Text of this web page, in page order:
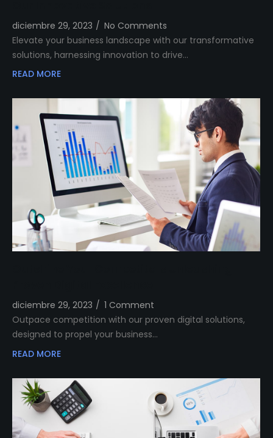
diciembre 29, 2023 / No Comments
Elevate your business landscape with our transformative
solutions, harnessing innovation to drive…
READ MORE
diciembre 29, 2023 / 1 Comment
Outpace competition with our proven digital solutions,
designed to propel your business…
READ MORE